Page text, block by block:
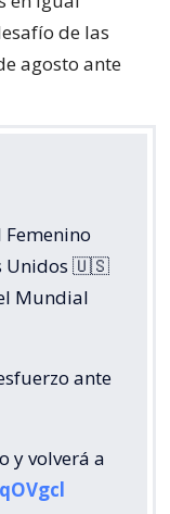
de las
agosto ante
Unidos 🇺🇸
Mundial
ante
y volverá a